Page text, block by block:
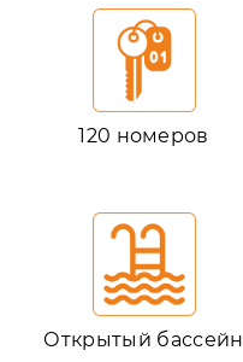
120 номеров
Открытый бассейн